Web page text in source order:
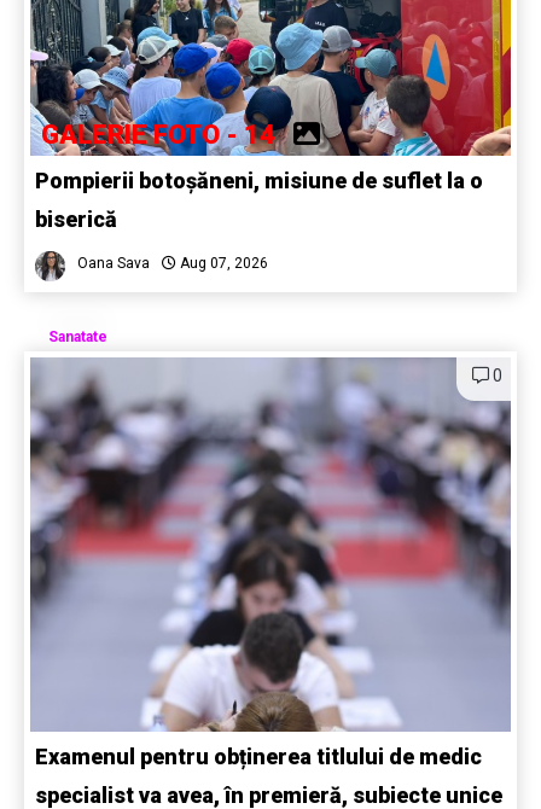
GALERIE FOTO - 14
Pompierii botoșăneni, misiune de suflet la o
biserică
Oana Sava Aug 07, 2026
Sanatate
0
Examenul pentru obținerea titlului de medic
specialist va avea, în premieră, subiecte unice